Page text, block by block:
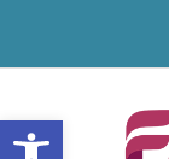
Open toolbar